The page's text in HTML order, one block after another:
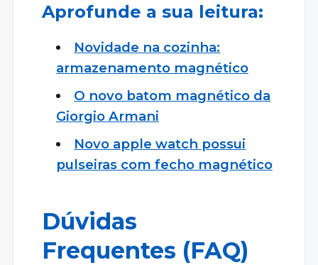
Aprofunde a sua leitura:
Novidade na cozinha:
armazenamento magnético
O novo batom magnético da
Giorgio Armani
Novo apple watch possui
pulseiras com fecho magnético
Dúvidas
Frequentes (FAQ)